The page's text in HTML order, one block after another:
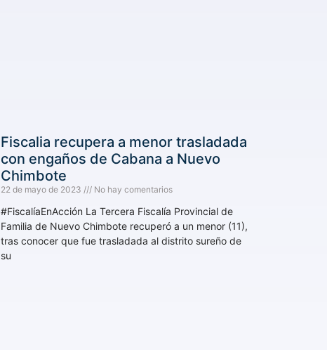
Fiscalia recupera a menor trasladada
con engaños de Cabana a Nuevo
Chimbote
22 de mayo de 2023 No hay comentarios
#FiscalíaEnAcción La Tercera Fiscalía Provincial de
Familia de Nuevo Chimbote recuperó a un menor (11),
tras conocer que fue trasladada al distrito sureño de
su